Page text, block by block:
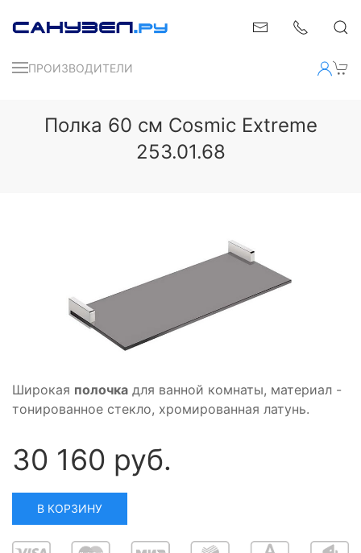
ПРОИЗВОДИТЕЛИ
Полка 60 см Cosmic Extreme
253.01.68
Широкая полочка для ванной комнаты, материал -
тонированное стекло, хромированная латунь.
30 160 руб.
В КОРЗИНУ